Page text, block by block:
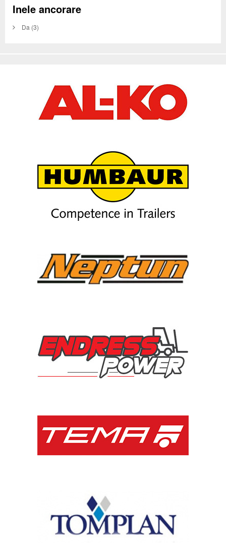
Inele ancorare
Da (3)